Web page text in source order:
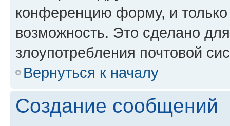
конференцию форму, и
возможность. Это сделано
злоупотребления почтовой
Вернуться к началу
Создание сообщений